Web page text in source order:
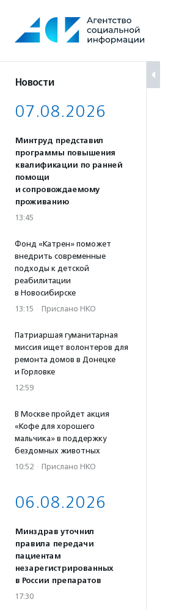
содержанию
Новости
07.08.2026
Минтруд представил
программы повышения
квалификации по ранней
помощи
и сопровождаемому
проживанию
13:45
Фонд «Катрен» поможет
внедрить современные
подходы к детской
реабилитации
в Новосибирске
13:15 · Прислано НКО
Патриаршая гуманитарная
миссия ищет волонтеров для
ремонта домов в Донецке
и Горловке
12:59
В Москве пройдет акция
«Кофе для хорошего
мальчика» в поддержку
бездомных животных
10:52 · Прислано НКО
06.08.2026
Минздрав уточнил
правила передачи
пациентам
незарегистрированных
в России препаратов
17:30